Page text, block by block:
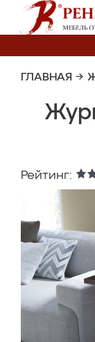
ГЛАВНАЯ →
Рейтинг: